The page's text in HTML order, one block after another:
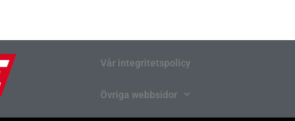
Vår integritetspolicy
Övriga webbsidor